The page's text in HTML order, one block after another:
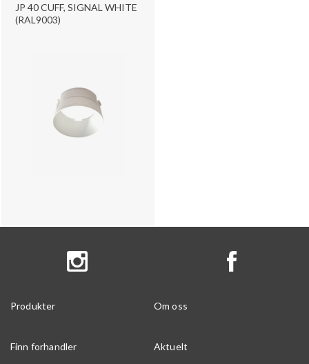
JP 40 CUFF, SIGNAL WHITE
(RAL9003)
Produkter Om oss
Finn forhandler Aktuelt